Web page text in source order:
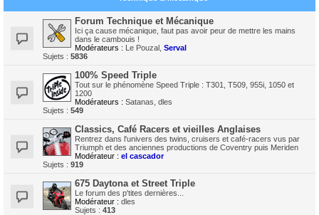
Forum Technique et Mécanique
Ici ça cause mécanique, faut pas avoir peur de mettre les mains
dans le cambouis !
Modérateurs : Le Pouzal Serval
Sujets : 5836
100% Speed Triple
Tout sur le phénomène Speed Triple : T301, T509, 955i, 1050 et
1200
Modérateurs : Satanas dles
Sujets : 549
Classics, Café Racers et vieilles Anglaises
Rentrez dans l'univers des twins, cruisers et café-racers vus par
Triumph et des anciennes productions de Coventry puis Meriden
Modérateur : el cascador
Sujets : 919
675 Daytona et Street Triple
Le forum des p'tites dernières...
Modérateur : dles
Sujets : 413